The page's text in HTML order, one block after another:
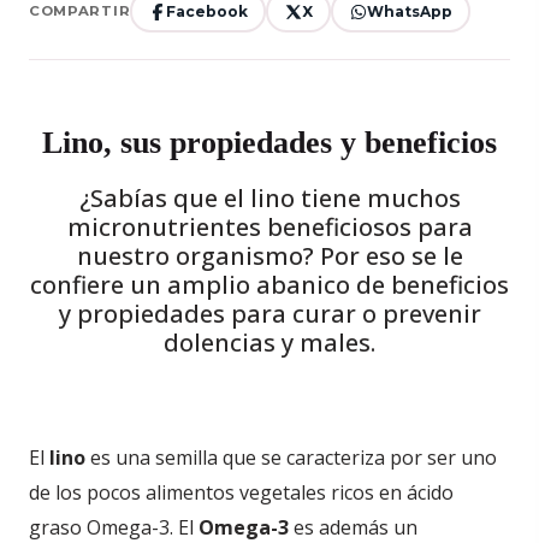
COMPARTIR Facebook X WhatsApp
Lino, sus propiedades y beneficios
¿Sabías que el lino tiene muchos
micronutrientes beneficiosos para
nuestro organismo? Por eso se le
confiere un amplio abanico de beneficios
y propiedades para curar o prevenir
dolencias y males.
El linoes una semilla que se caracteriza por ser uno
de los pocos alimentos vegetales ricos en ácido
graso Omega-3. El Omega-3es además un